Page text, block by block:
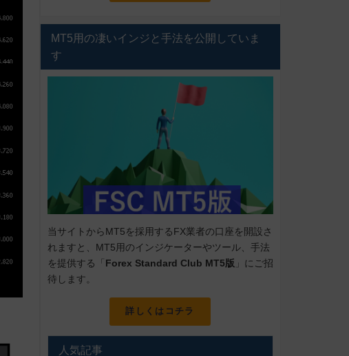
MT5用の凄いインジと手法を公開していま
す
当サイトからMT5を採用するFX業者の口座を開設さ
れますと、MT5用のインジケーターやツール、手法
を提供する「 Forex Standard Club MT5版 」にご招
待します。
詳しくはコチラ
人気記事